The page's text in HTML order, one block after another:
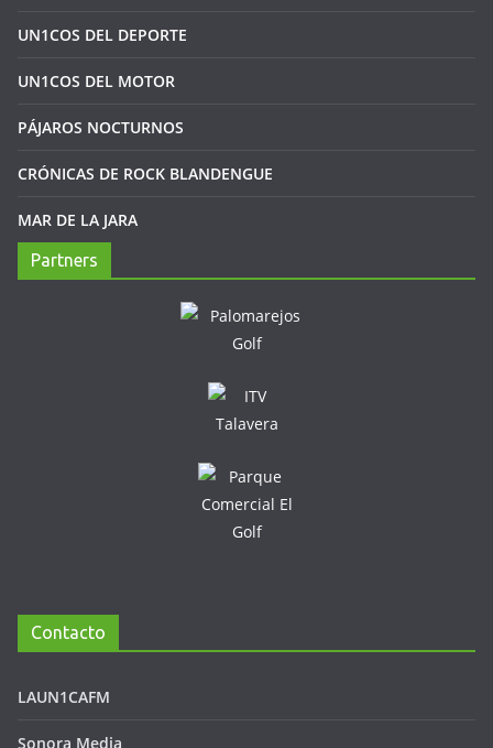
UN1COS DEL DEPORTE
UN1COS DEL MOTOR
PÁJAROS NOCTURNOS
CRÓNICAS DE ROCK BLANDENGUE
MAR DE LA JARA
Partners
Contacto
LAUN1CAFM
Sonora Media